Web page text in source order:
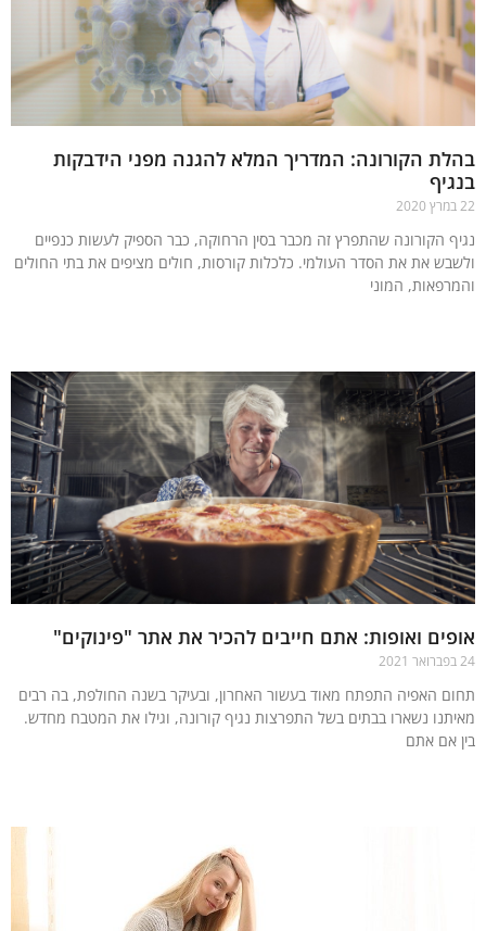
הקורונה: המדריך המלא להגנה מפני הידבקות
הקורונה שהתפרץ זה מכבר בסין הרחוקה, כבר הספיק לעשות כנפיים
את את הסדר העולמי. כלכלות קורסות, חולים מציפים את בתי החולים
המוני
ואופות: אתם חייבים להכיר את אתר "פינוקים"
האפיה התפתח מאוד בעשור האחרון, ובעיקר בשנה החולפת, בה רבים
נשארו בבתים בשל התפרצות נגיף קורונה, וגילו את המטבח מחדש.
אם אתם